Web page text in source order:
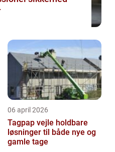
06 april 2026
Tagpap vejle holdbare
løsninger til både nye og
gamle tage